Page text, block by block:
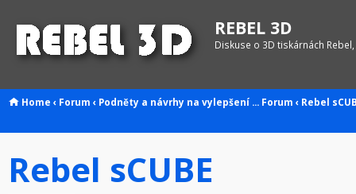
REBEL 3D
Diskuse o 3D tiskárnách
Home ‹ Forum ‹ Podněty a návrhy na vylepšení ... Forum ‹ Rebel
Rebel sCUBE